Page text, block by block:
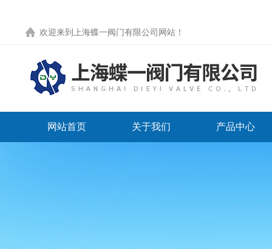
欢迎来到 上海蝶一阀门有限公司网站 ！
网站首页 关于我们 产品中心